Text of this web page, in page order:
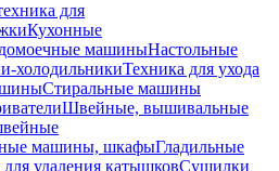
для
Кухонные
машиныНастольные
холодильникиТехника для ухода
Стиральные машины
Швейные, вышивальные
машины, шкафыГладильные
удаления катышковСушилки